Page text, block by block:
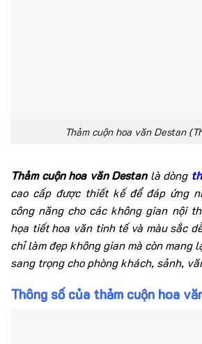
Thảm cuộn hoa văn Destan
Thảm cuộn hoa văn Destanlà dòng
cao cấp được thiết kế để đáp ứng
công năng cho các không gian nội
họa tiết hoa văn tinh tế và màu sắc
chỉ làm đẹp không gian mà còn mang
sang trọng cho phòng khách, sảnh,
Thông số của thảm cuộn hoa